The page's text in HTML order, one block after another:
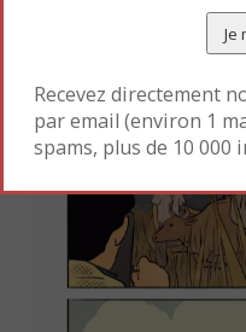
Recevez directement
par email (environ 1
spams, plus de 10 000